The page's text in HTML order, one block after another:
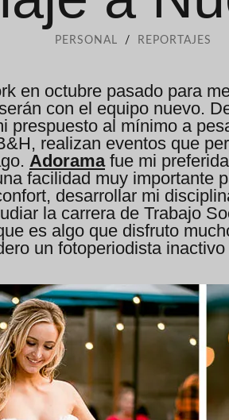
PERSONAL / REPORTAJES
en octubre pasado para
con el equipo nuevo.
prespuesto al mínimo a
realizan eventos que
Adoramafue mi
facilidad muy importante
desarrollar mi
la carrera de Trabajo
es algo que disfruto
un fotoperiodista